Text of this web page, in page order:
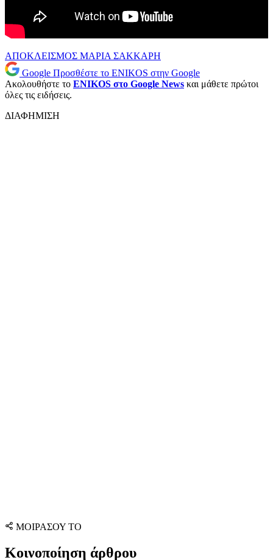
ΑΠΟΚΛΕΙΣΜΟΣ ΜΑΡΙΑ ΣΑΚΚΑΡΗ
Google Προσθέστε το ENIKOS στην Google
Ακολουθήστε το ENIKOS στο Google News και μάθετε πρώτοι
όλες τις ειδήσεις.
ΔΙΑΦΗΜΙΣΗ
ΜΟΙΡΑΣΟΥ ΤΟ
Κοινοποίηση άρθρου